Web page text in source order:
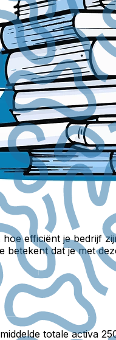
efficiënt je bedrijf
betekent dat je met
totale activa